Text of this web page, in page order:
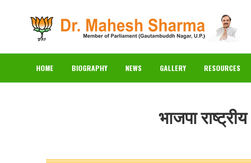
HOME BIOGRAPHY NEWS GALLERY RESOURCES
भाजपा
NEWS